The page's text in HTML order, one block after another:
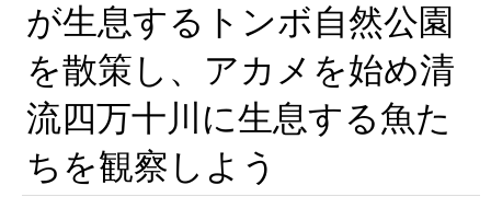
が生息するトンボ自然公園
を散策し、アカメを始め清
流四万十川に生息する魚た
ちを観察しよう